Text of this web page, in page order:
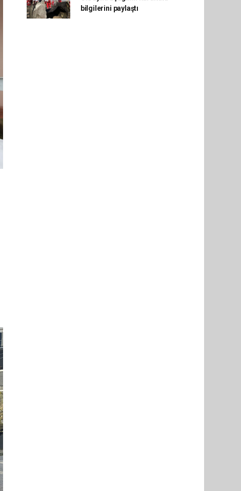
bilgilerini paylaştı